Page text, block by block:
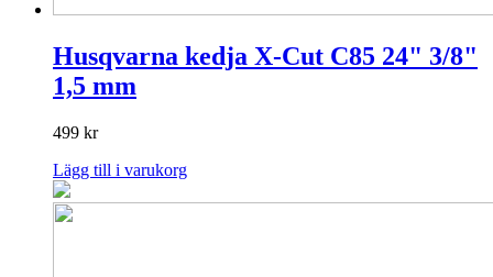
Husqvarna kedja X-Cut C85 24" 3/8"
1,5 mm
499 kr
Lägg till i varukorg